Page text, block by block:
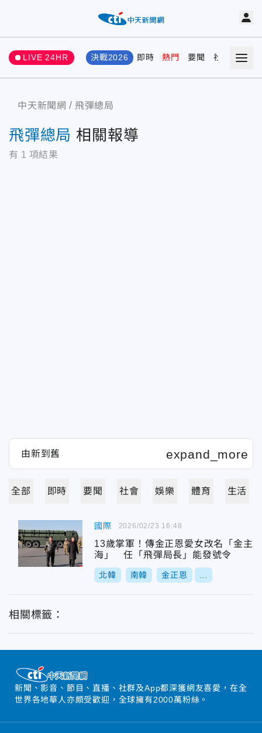
LIVE 24HR 決戰2026 即時 熱門 要聞 社會 娛樂
中天新聞網 飛彈總局
飛彈總局 相關報導
有 1 項結果
全部 即時 要聞 社會 娛樂 體育 生活
國際
13歲掌軍！傳金正恩愛女改名「金主
海」 任「飛彈局長」能發號令
北韓 南韓 金正恩
2026/02/23 16:48
相關標籤：
新聞、影音、節目、直播、社群及App都深獲網友喜愛，在全
世界各地華人亦頗受歡迎，全球擁有2000萬粉絲。